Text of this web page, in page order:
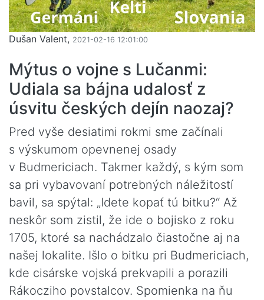
Dušan Valent, 2021-02-16 12:01:00
Mýtus o vojne s Lučanmi:
Udiala sa bájna udalosť z
úsvitu českých dejín naozaj?
Pred vyše desiatimi rokmi sme začínali
s výskumom opevnenej osady
v Budmericiach. Takmer každý, s kým som
sa pri vybavovaní potrebných náležitostí
bavil, sa spýtal: „Idete kopať tú bitku?“ Až
neskôr som zistil, že ide o bojisko z roku
1705, ktoré sa nachádzalo čiastočne aj na
našej lokalite. Išlo o bitku pri Budmericiach,
kde cisárske vojská prekvapili a porazili
Rákocziho povstalcov. Spomienka na ňu